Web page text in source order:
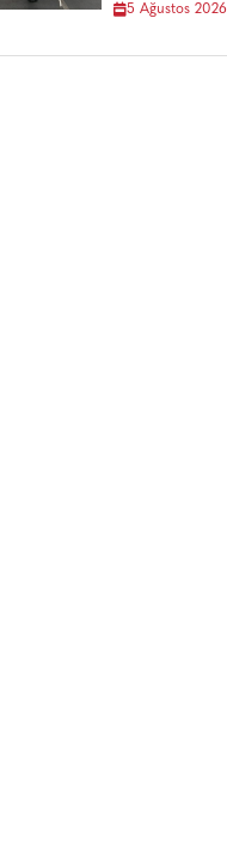
5 Ağustos 2026